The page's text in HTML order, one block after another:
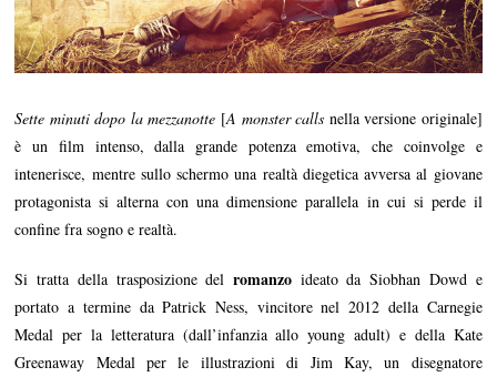
Sette minuti dopo la mezzanotte [A monster calls nella versione originale]
è un film intenso, dalla grande potenza emotiva, che coinvolge e
intenerisce, mentre sullo schermo una realtà diegetica avversa al giovane
protagonista si alterna con una dimensione parallela in cui si perde il
confine fra sogno e realtà.
Si tratta della trasposizione del romanzo ideato da Siobhan Dowd e
portato a termine da Patrick Ness, vincitore nel 2012 della Carnegie
Medal per la letteratura (dall’infanzia allo young adult) e della Kate
Greenaway Medal per le illustrazioni di Jim Kay, un disegnatore